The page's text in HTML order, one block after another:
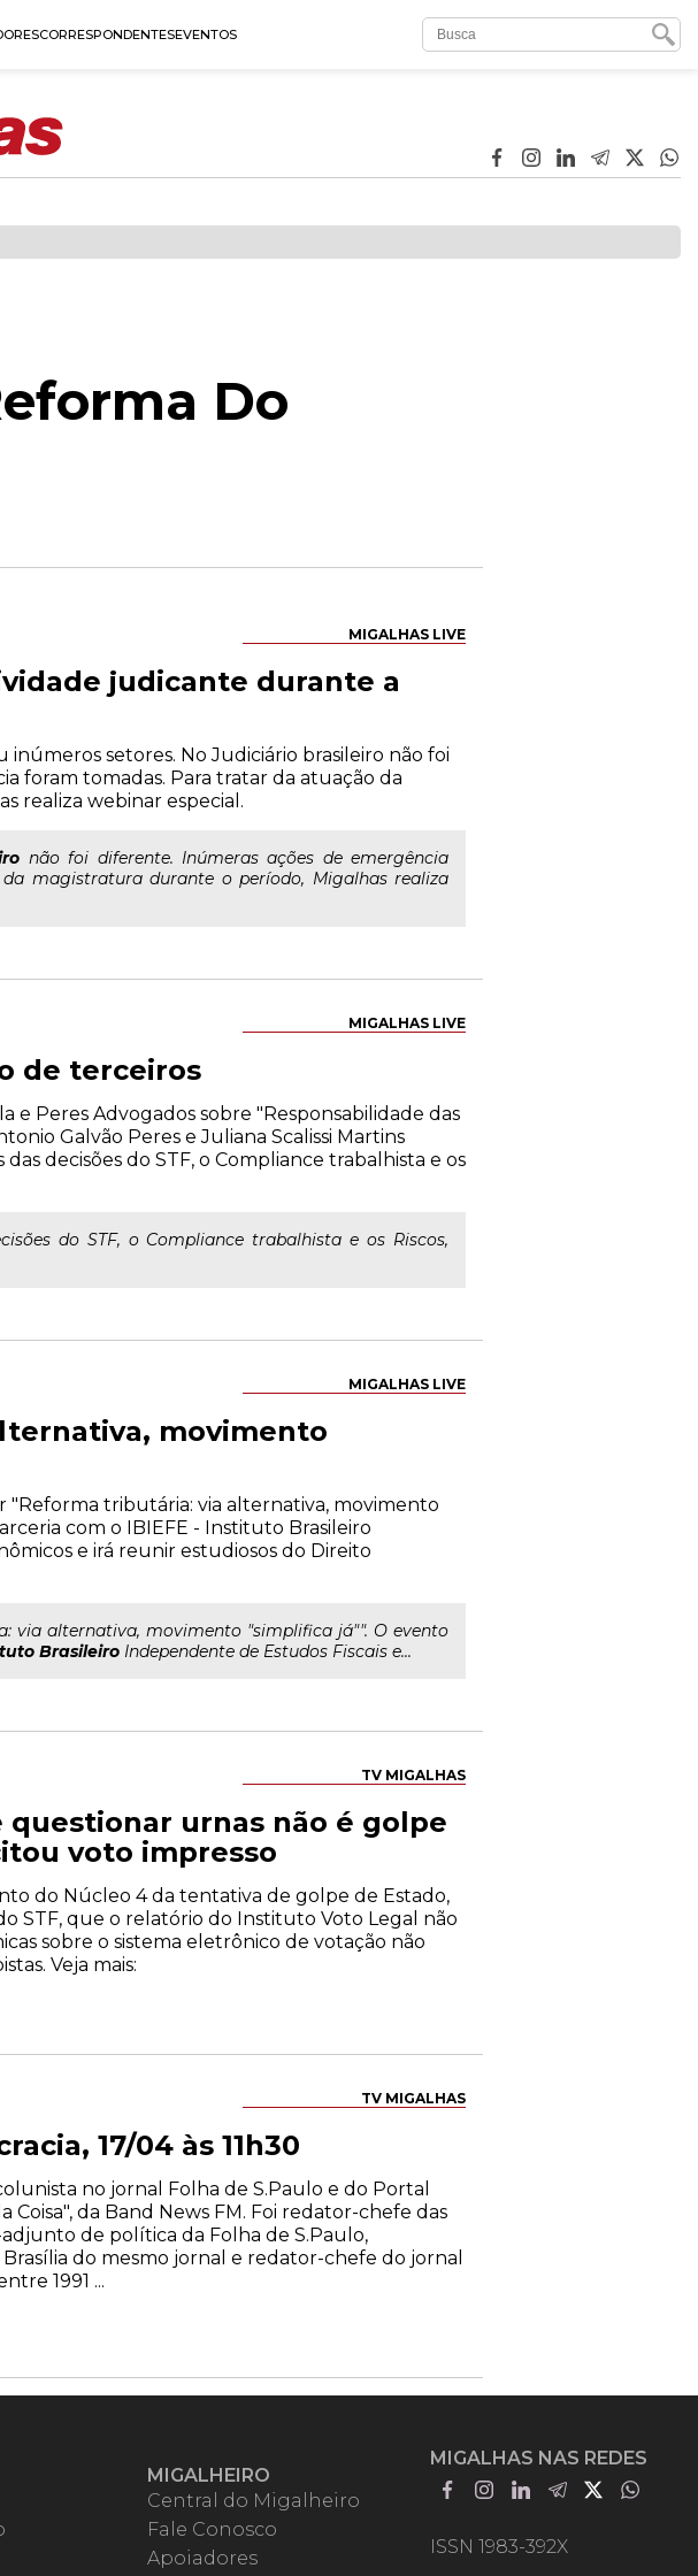
CORRESPONDENTESEVENTOS
Do
MIGALHAS LIVE
judicante durante a
setores. No Judiciário brasileiro não foi
foram tomadas. Para tratar da atuação da
realiza webinar especial.
não foi diferente. Inúmeras ações de emergência
magistratura durante o período, Migalhas realiza
MIGALHAS LIVE
de terceiros
e Peres Advogados sobre "Responsabilidade das
Galvão Peres e Juliana Scalissi Martins
decisões do STF, o Compliance trabalhista e os
do STF, o Compliance trabalhista e os Riscos,
MIGALHAS LIVE
movimento
"Reforma tributária: via alternativa, movimento
com o IBIEFE - Instituto Brasileiro
e irá reunir estudiosos do Direito
via alternativa, movimento "simplifica já"". O evento
Brasileiro Independente de Estudos Fiscais e...
TV MIGALHAS
questionar urnas não é golpe
voto impresso
do Núcleo 4 da tentativa de golpe de Estado,
STF, que o relatório do Instituto Voto Legal não
sobre o sistema eletrônico de votação não
Veja mais:
TV MIGALHAS
17/04 às 11h30
no jornal Folha de S.Paulo e do Portal
da Band News FM. Foi redator-chefe das
de política da Folha de S.Paulo,
do mesmo jornal e redator-chefe do jornal
1991 ...
MIGALHEIRO
Central do Migalheiro
Fale Conosco
Apoiadores
MIGALHAS NAS REDES
ISSN 1983-392X